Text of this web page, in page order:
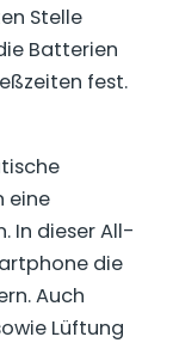
Stelle
Batterien
fest.
eine
In dieser All-
die
Auch
Lüftung